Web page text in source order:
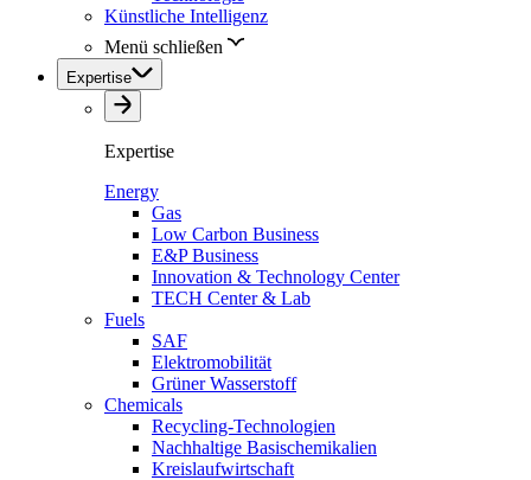
Künstliche Intelligenz
Menü schließen
Expertise
Expertise
Energy
Gas
Low Carbon Business
E&P Business
Innovation & Technology Center
TECH Center & Lab
Fuels
SAF
Elektromobilität
Grüner Wasserstoff
Chemicals
Recycling-Technologien
Nachhaltige Basischemikalien
Kreislaufwirtschaft